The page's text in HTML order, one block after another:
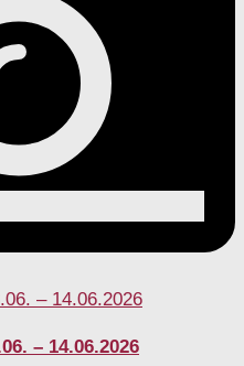
– 14.06.2026